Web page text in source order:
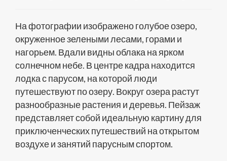
На фотографии изображено голубое озеро,
окруженное зелеными лесами, горами и
нагорьем. Вдали видны облака на ярком
солнечном небе. В центре кадра находится
лодка с парусом, на которой люди
путешествуют по озеру. Вокруг озера растут
разнообразные растения и деревья. Пейзаж
представляет собой идеальную картину для
приключенческих путешествий на открытом
воздухе и занятий парусным спортом.